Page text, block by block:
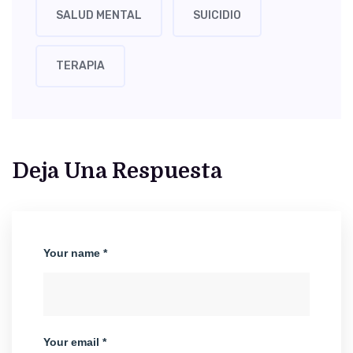
SALUD MENTAL SUICIDIO
TERAPIA
Deja Una Respuesta
Your name *
Your email *